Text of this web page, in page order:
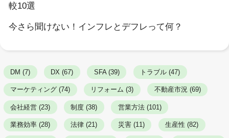
較10選
今さら聞けない！インフレとデフレって何？
DM (7) DX (67) SFA (39) トラブル (47)
マーケティング (74) リフォーム (3) 不動産市況 (69)
会社経営 (23) 制度 (38) 営業方法 (101)
業務効率 (28) 法律 (21) 災害 (11) 生産性 (82)